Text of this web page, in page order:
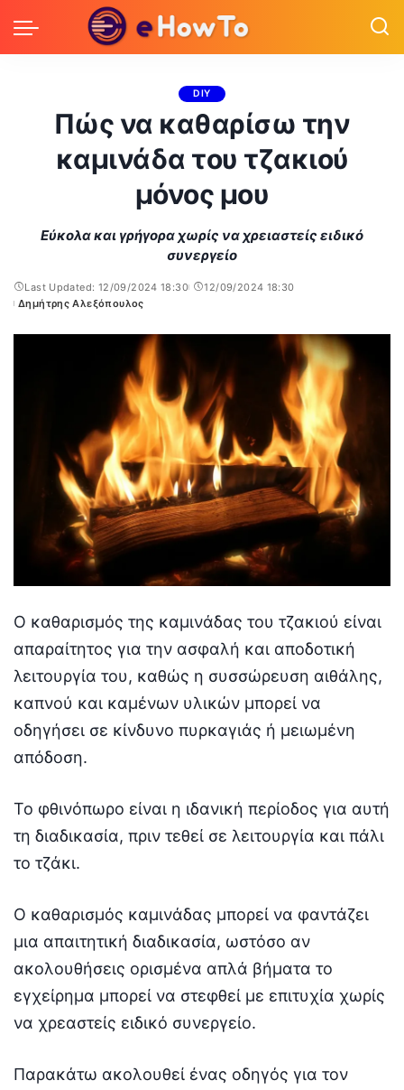
DIY
Πώς να καθαρίσω την
καμινάδα του τζακιού
μόνος μου
Εύκολα και γρήγορα χωρίς να χρειαστείς ειδικό
συνεργείο
Last Updated: 12/09/2024 18:30
12/09/2024 18:30
Posted
Δημήτρης Αλεξόπουλος
Ο καθαρισμός της καμινάδας του τζακιού είναι
απαραίτητος για την ασφαλή και αποδοτική
λειτουργία του, καθώς η συσσώρευση αιθάλης,
καπνού και καμένων υλικών μπορεί να
οδηγήσει σε κίνδυνο πυρκαγιάς ή μειωμένη
απόδοση.
Το φθινόπωρο είναι η ιδανική περίοδος για αυτή
τη διαδικασία, πριν τεθεί σε λειτουργία και πάλι
το τζάκι.
Ο καθαρισμός καμινάδας μπορεί να φαντάζει
μια απαιτητική διαδικασία, ωστόσο αν
ακολουθήσεις ορισμένα απλά βήματα το
εγχείρημα μπορεί να στεφθεί με επιτυχία χωρίς
να χρεαστείς ειδικό συνεργείο.
Παρακάτω ακολουθεί ένας οδηγός για τον